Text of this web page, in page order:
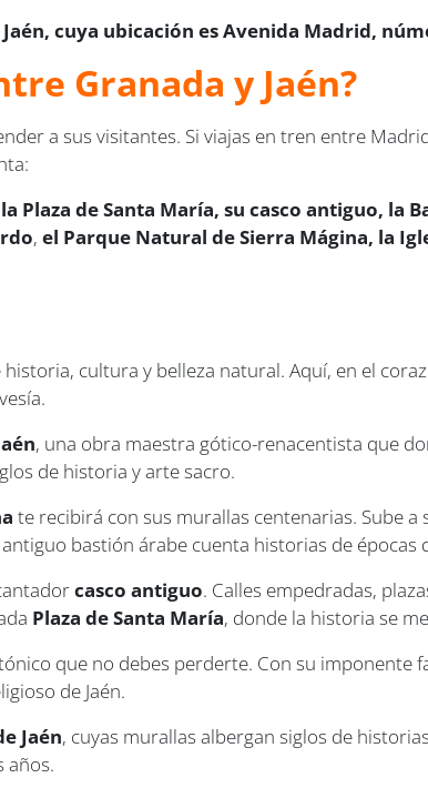
cuya ubicación es Avenida Madrid,
Granada y Jaén?
a sus visitantes. Si viajas en tren entre
Plaza de Santa María, su casco antiguo, la
,el Parque Natural de Sierra Mágina, la
cultura y belleza natural. Aquí, en el
, una obra maestra gótico-renacentista que
de historia y arte sacro.
te recibirá con sus murallas centenarias. Sube
bastión árabe cuenta historias de épocas
casco antiguo. Calles empedradas,
Plaza de Santa María, donde la historia se
que no debes perderte. Con su imponente
de Jaén.
Jaén, cuyas murallas albergan siglos de
años.